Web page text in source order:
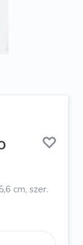
cm, szer.